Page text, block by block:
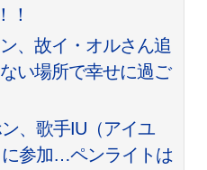
！
、故イ・オルさん追
い場所で幸せに過ご
、歌手IU（アイユ
参加…ペンライトは